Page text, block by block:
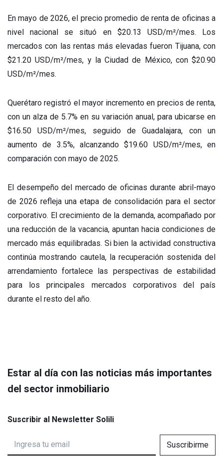
En mayo de 2026, el precio promedio de renta de oficinas a
nivel nacional se situó en $20.13 USD/m²/mes. Los
mercados con las rentas más elevadas fueron Tijuana, con
$21.20 USD/m²/mes, y la Ciudad de México, con $20.90
USD/m²/mes.
Querétaro registró el mayor incremento en precios de renta,
con un alza de 5.7% en su variación anual, para ubicarse en
$16.50 USD/m²/mes, seguido de Guadalajara, con un
aumento de 3.5%, alcanzando $19.60 USD/m²/mes, en
comparación con mayo de 2025.
El desempeño del mercado de oficinas durante abril-mayo
de 2026 refleja una etapa de consolidación para el sector
corporativo. El crecimiento de la demanda, acompañado por
una reducción de la vacancia, apuntan hacia condiciones de
mercado más equilibradas. Si bien la actividad constructiva
continúa mostrando cautela, la recuperación sostenida del
arrendamiento fortalece las perspectivas de estabilidad
para los principales mercados corporativos del país
durante el resto del año.
Estar al día con las noticias más importantes
del sector inmobiliario
Suscribir al Newsletter Solili
Suscribirme